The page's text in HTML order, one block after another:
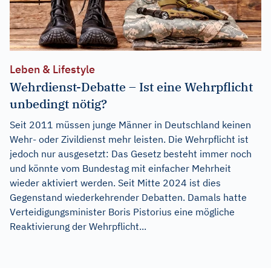
Leben & Lifestyle
Wehrdienst-Debatte – Ist eine Wehrpflicht
unbedingt nötig?
Seit 2011 müssen junge Männer in Deutschland keinen
Wehr- oder Zivildienst mehr leisten. Die Wehrpflicht ist
jedoch nur ausgesetzt: Das Gesetz besteht immer noch
und könnte vom Bundestag mit einfacher Mehrheit
wieder aktiviert werden. Seit Mitte 2024 ist dies
Gegenstand wiederkehrender Debatten. Damals hatte
Verteidigungsminister Boris Pistorius eine mögliche
Reaktivierung der Wehrpflicht...